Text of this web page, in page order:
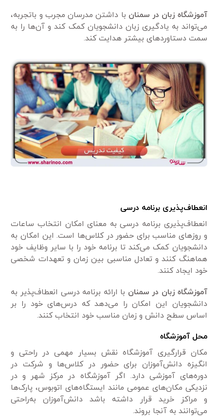
آموزشگاه زبان در سمنان با داشتن مدرسان مجرب و باتجربه،
می‌تواند به یادگیری زبان دانشجویان کمک کند و آن‌ها را به
سمت دستاوردهای بیشتر هدایت کند.
انعطاف‌پذیری برنامه درسی
انعطاف‌پذیری برنامه درسی به معنای امکان انتخاب ساعات
و روزهای مناسب برای حضور در کلاس‌ها است. این امکان به
دانشجویان کمک می‌کند تا برنامه خود را با سایر وظایف خود
هماهنگ کنند و تعادل مناسبی بین زمان و تعهدات شخصی
خود ایجاد کنند.
آموزشگاه زبان در سمنان با ارائه برنامه درسی انعطاف‌پذیر به
دانشجویان این امکان را می‌دهد که درس‌های خود را بر
اساس سطح دانش و زمان مناسب خود انتخاب کنند.
محل آموزشگاه
مکان قرارگیری آموزشگاه نقش بسیار مهمی در راحتی و
انگیزه دانش‌آموزان برای حضور در کلاس‌ها و شرکت در
دوره‌های آموزشی دارد. اگر آموزشگاه در مرکز شهر و در
نزدیکی مکان‌های عمومی مانند ایستگاه‌های اتوبوس، پارک‌ها
و مراکز خرید قرار داشته باشد دانش‌آموزان به‌راحتی
می‌توانند به آنجا بروند.